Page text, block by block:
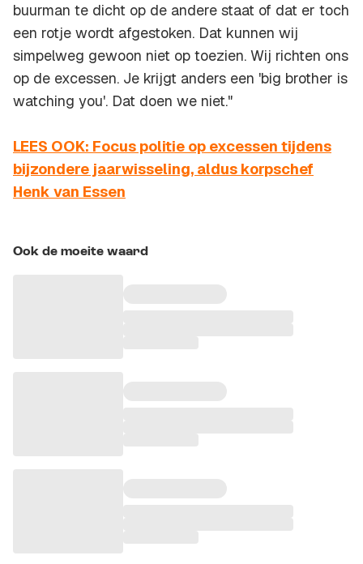
buurman te dicht op de andere staat of dat er toch
een rotje wordt afgestoken. Dat kunnen wij
simpelweg gewoon niet op toezien. Wij richten ons
op de excessen. Je krijgt anders een 'big brother is
watching you'. Dat doen we niet."
LEES OOK: Focus politie op excessen tijdens
bijzondere jaarwisseling, aldus korpschef
Henk van Essen
Ook de moeite waard